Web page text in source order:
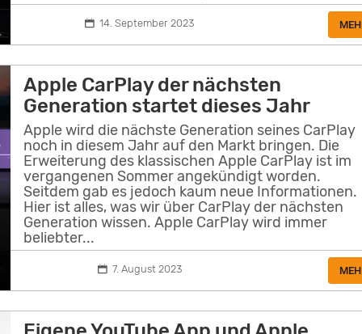
14. September 2023
Apple CarPlay der nächsten
Generation startet dieses Jahr
Apple wird die nächste Generation seines CarPlay
noch in diesem Jahr auf den Markt bringen. Die
Erweiterung des klassischen Apple CarPlay ist im
vergangenen Sommer angekündigt worden.
Seitdem gab es jedoch kaum neue Informationen.
Hier ist alles, was wir über CarPlay der nächsten
Generation wissen. Apple CarPlay wird immer
beliebter...
7. August 2023